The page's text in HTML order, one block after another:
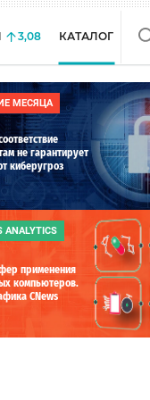
3,08 КАТАЛОГ
МЕСЯЦА
не гарантирует
киберугроз
ANALYTICS
применения
компьютеров.
CNews